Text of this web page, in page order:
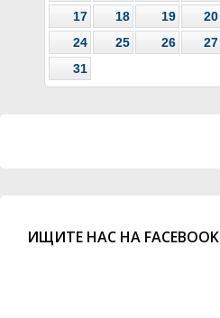
17
18 19 20
24
25 26 27
31
ИЩИТЕ НАС НА FACEBOOK